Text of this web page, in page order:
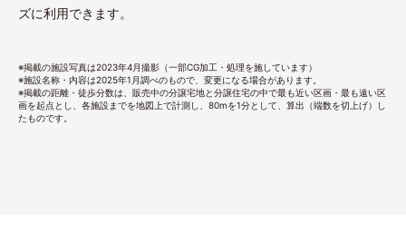
ズに利用できます。
※掲載の施設写真は2023年4月撮影（一部CG加工・処理を施しています）
※施設名称・内容は2025年1月調べのもので、変更になる場合があります。
※掲載の距離・徒歩分数は、販売中の分譲宅地と分譲住宅の中で最も近い区画・最も遠い区
画を起点とし、各施設までを地図上で計測し、80mを1分として、算出（端数を切上げ）し
たものです。